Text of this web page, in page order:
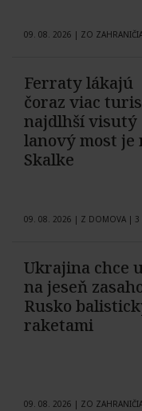
09. 08. 2026 | ZO
Ferraty lákajú
čoraz viac
najdlhší visutý
lanový most je
Skalke
09. 08. 2026 | Z DOMOVA | 3
Ukrajina chce
na jeseň
Rusko
raketami
09. 08. 2026 | ZO